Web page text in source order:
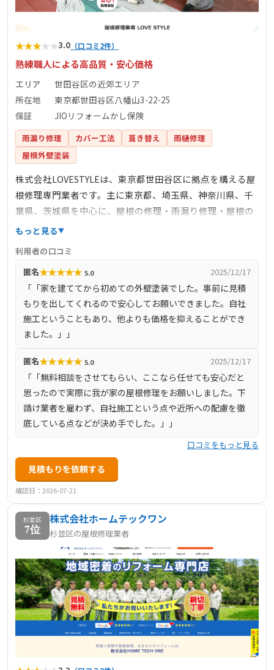
★★★★★3.0 （口コミ2件）
熟練職人による高品質・安心価格
エリア
世田谷区の近郊エリア
所在地
東京都世田谷区八幡山3-22-25
保証
JIOリフォームかし保険
雨漏り修理 カバー工法 葺き替え
雨樋修理
屋根外壁塗装
株式会社LOVESTYLEは、東京都世田谷区に拠点を構える屋
根修理専門業者です。主に東京都、埼玉県、神奈川県、千
葉県、茨城県を中心に、屋根の修理・雨漏り修理・屋根の
リフォームなど、屋根に関する工事全般を手掛けていま
と安心価格を提供しています。ドローンを活用した無料の
屋根診断サービスも実施しており、屋根の状態を的確に把
握することが可能です。さらに、JIOリフォームかし保険に
登録しており、施工後の保証体制も充実しています。
もっと見る
利用者の口コミ
匿名★★★★★ 5.0 2025/12/17
「「家を建ててから初めての外壁塗装でした。事前に見積
もりを出してくれるので安心してお願いできました。自社
施工ということもあり、他よりも価格を抑えることができ
ました。」」
匿名★★★★★ 5.0 2025/12/17
「「無料相談をさせてもらい、ここなら任せても安心だと
思ったので実際に我が家の屋根修理をお願いしました。下
請け業者を雇わず、自社施工という点や近所への配慮を徹
底している点などが決め手でした。」」
口コミをもっと見る
見積もりを依頼する
確認日：2026-07-21
杉並区
7位
株式会社ホームテックワン
杉並区の屋根修理業者